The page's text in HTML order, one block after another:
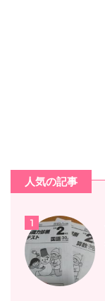
人気の記事
1